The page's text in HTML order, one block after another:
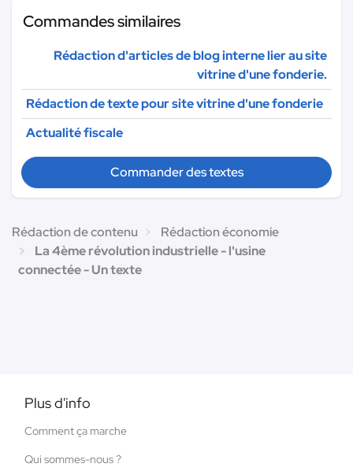
Commandes similaires
Rédaction d'articles de blog interne lier au site
vitrine d'une fonderie.
Rédaction de texte pour site vitrine d'une fonderie
Actualité fiscale
Commander des textes
Rédaction de contenu
Rédaction économie
La 4ème révolution industrielle - l'usine
connectée - Un texte
Plus d'info
Comment ça marche
Qui sommes-nous ?